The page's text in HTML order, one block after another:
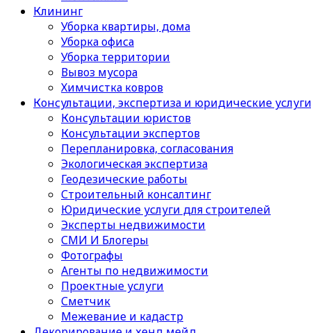
Клининг
Уборка квартиры, дома
Уборка офиса
Уборка территории
Вывоз мусора
Химчистка ковров
Консультации, экспертиза и юридические услуги
Консультации юристов
Консультации экспертов
Перепланировка, согласования
Экологическая экспертиза
Геодезические работы
Строительный консалтинг
Юридические услуги для строителей
Эксперты недвижимости
СМИ И Блогеры
Фотографы
Агенты по недвижимости
Проектные услуги
Сметчик
Межевание и кадастр